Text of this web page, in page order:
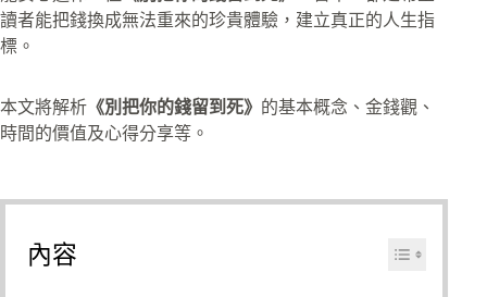
讀者能把錢換成無法重來的珍貴體驗，建立真正的人生指
標。
本文將解析 《別把你的錢留到死》 的基本概念、金錢觀、
時間的價值及心得分享等。
內容